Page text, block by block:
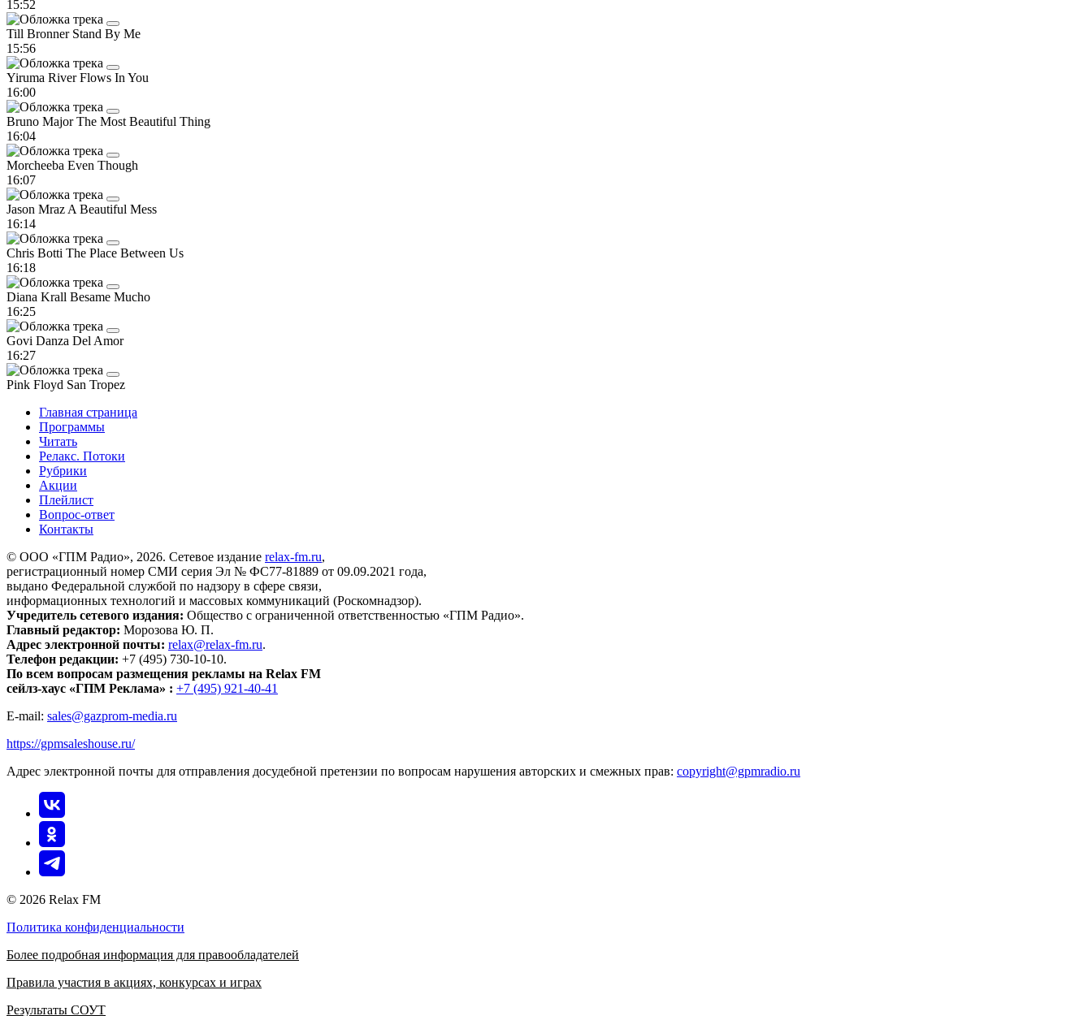
15:52
Till Bronner Stand By Me
15:56
Yiruma River Flows In You
16:00
Bruno MajorThe Most Beautiful Thing
16:04
Morcheeba Even Though
16:07
Jason Mraz A Beautiful Mess
16:14
Chris Botti The Place Between Us
16:18
Diana Krall Besame Mucho
16:25
Govi Danza Del Amor
16:27
Pink Floyd San Tropez
Главная страница
Программы
Читать
Релакс. Потоки
Рубрики
Акции
Плейлист
Вопрос-ответ
Контакты
© ООО «ГПМ Радио», 2026. Сетевое издание relax-fm.ru,
регистрационный номер СМИ серия Эл № ФС77-81889 от 09.09.2021 года,
выдано Федеральной службой по надзору в сфере связи,
информационных технологий и массовых коммуникаций (Роскомнадзор).
Учредитель сетевого издания: Общество с ограниченной ответственностью «ГПМ Радио».
Главный редактор: Морозова Ю. П.
Адрес электронной почты: relax@relax-fm.ru.
Телефон редакции: +7 (495) 730-10-10.
По всем вопросам размещения рекламы на Relax FM
сейлз-хаус «ГПМ Реклама» : +7 (495) 921-40-41
E-mail: sales@gazprom-media.ru
https://gpmsaleshouse.ru/
Адрес электронной почты для отправления досудебной претензии по вопросам нарушения авторских и смежных прав: copyright@gpmradio.ru
© 2026 Relax FM
Политика конфиденциальности
Более подробная информация для правообладателей
Правила участия в акциях, конкурсах и играх
Результаты СОУТ